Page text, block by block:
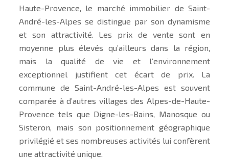
Haute-Provence, le marché immobilier de Saint-
André-les-Alpes se distingue par son dynamisme
et son attractivité. Les prix de vente sont en
moyenne plus élevés qu’ailleurs dans la région,
mais la qualité de vie et l’environnement
exceptionnel justifient cet écart de prix. La
commune de Saint-André-les-Alpes est souvent
comparée à d’autres villages des Alpes-de-Haute-
Provence tels que Digne-les-Bains, Manosque ou
Sisteron, mais son positionnement géographique
privilégié et ses nombreuses activités lui confèrent
une attractivité unique.